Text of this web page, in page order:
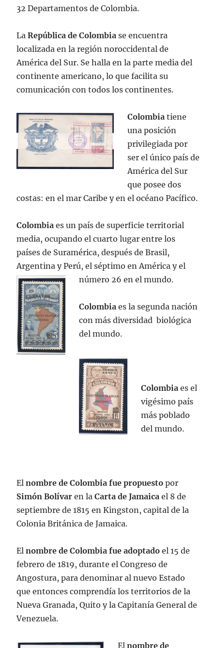
32 Departamentos de Colombia.
LaRepública de Colombia se encuentra
localizada en la región noroccidental de
América del Sur. Se halla en la parte media del
continente americano, lo que facilita su
comunicación con todos los continentes.
Colombia tiene
una posición
privilegiada por
ser el único país de
América del Sur
que posee dos
costas: en el mar Caribe y en el océano Pacífico.
Colombia es un país de superficie territorial
media, ocupando el cuarto lugar entre los
países de Suramérica, después de Brasil,
Argentina y Perú, el séptimo en América y el
número 26 en el mundo.
Colombia es la segunda nación
con más diversidad biológica
del mundo.
Colombia es el
vigésimo país
más poblado
del mundo.
Elnombre de Colombia fue propuesto por
Simón Bolívar en laCarta de Jamaica el 8 de
septiembre de 1815 en Kingston, capital de la
Colonia Británica de Jamaica.
Elnombre de Colombia fue adoptado el 15 de
febrero de 1819, durante el Congreso de
Angostura, para denominar al nuevo Estado
que entonces comprendía los territorios de la
Nueva Granada, Quito y la Capitanía General de
Venezuela.
Elnombre de